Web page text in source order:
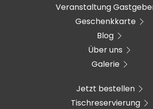
Veranstaltung
Geschenkkarte
Blog
Über uns
Galerie
Jetzt bestellen
Tischreservierung